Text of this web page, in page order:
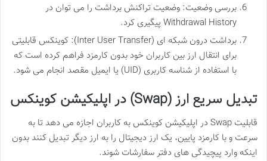
بررسی وضعیت: وضعیت تراکنش برداشت را می توان در
Withdrawal History پیگیری کرد.
برداشت درون شبکه ای (Inter User Transfer): کوینکس قابلیتی
برای انتقال ارز بین کاربران خود بدون کارمزد فراهم کرده است که
با استفاده از شناسه کاربری (UID) یا ایمیل مقصد انجام می شود.
تبدیل سریع ارز (Swap) در اپلیکیشن کوینکس
قابلیت Swap در اپلیکیشن کوینکس به کاربران اجازه می دهد تا به
سرعت و با کارمزد پایین، یک ارز دیجیتال را به ارز دیگر تبدیل کنند بدون
اینکه وارد پیچیدگی های دفتر سفارشات شوند.